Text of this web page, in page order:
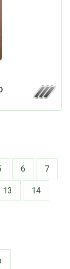
6 7
13 14